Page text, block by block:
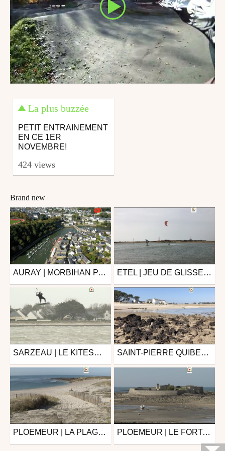
La plus buzzée
PETIT ENTRAINEMENT
EN CE 1ER
NOVEMBRE!
424 views
Brand new
Surfing
from TVQuiberon
October 17, 2021
AURAY | MORBIHAN PADDLE TROPHY SNSM 2021 - BRETAGNE TÉLÉ Kite
from TVQuiberon
March 26, 2021
ETEL | JEU DE GLISSE, KITESURF À LA BARRE D'ETEL - BRETAGNE TÉLÉ
Kite
from TVQuiberon
March 26, 2021
SARZEAU | LE KITESURF VOLE À PENVINS - BRETAGNE TÉLÉ Other
from TVQuiberon
SAINT-PIERRE QUIBERON | KERMAHÉ GRANDES MARÉES - TV QUIBERON 24/7
Other
from TVQuiberon
PLOEMEUR | LA PLAGE DES KAOLINS - BRETAGNE TÉLÉ Other
from TVQuiberon
PLOEMEUR | LE FORT-BLOQUÉ À MARÉE BASSE - BRETAGNE TÉLÉ